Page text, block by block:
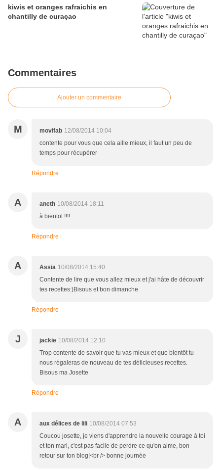
kiwis et oranges rafraichis en
chantilly de curaçao
Commentaires
Ajouter un commentaire
M movifab 12/08/2014 10:04
contente pour vous que cela aille mieux, il faut un peu de
temps pour récupérer
Répondre
A aneth 10/08/2014 18:11
à bientot !!!!
Répondre
A Assia 10/08/2014 15:40
Contente de lire que vous allez mieux et j'ai hâte de découvrir
tes recettes:)Bisous et bon dimanche
Répondre
J jackie 10/08/2014 12:10
Trop contente de savoir que tu vas mieux et que bientôt tu
nous régaleras de nouveau de tes délicieuses recettes.
Bisous ma Josette
Répondre
A aux délices de lili 10/08/2014 07:53
Coucou josette, je viens d'apprendre la nouvelle courage à toi
et ton mari, c'est pas facile de perdre ce qu'on aime, bon
retour sur ton blog!<br /> bonne journée